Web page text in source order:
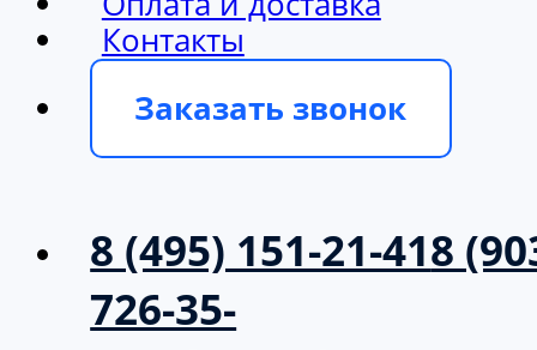
Контакты
Заказать звонок
8 (495) 151-21-418
726-35-